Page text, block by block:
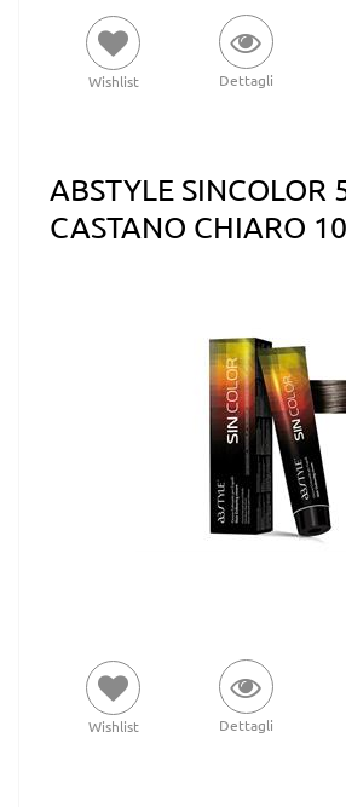
Wishlist Dettagli
ABSTYLE SINCOLOR
CASTANO CHIARO
Wishlist Dettagli